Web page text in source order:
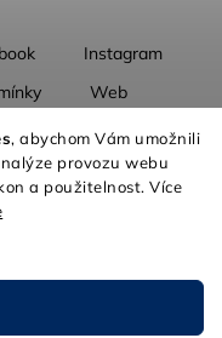
, abychom Vám umožnili
provozu webu
a použitelnost. Více
Instagram
Web
doma. Všechna práva